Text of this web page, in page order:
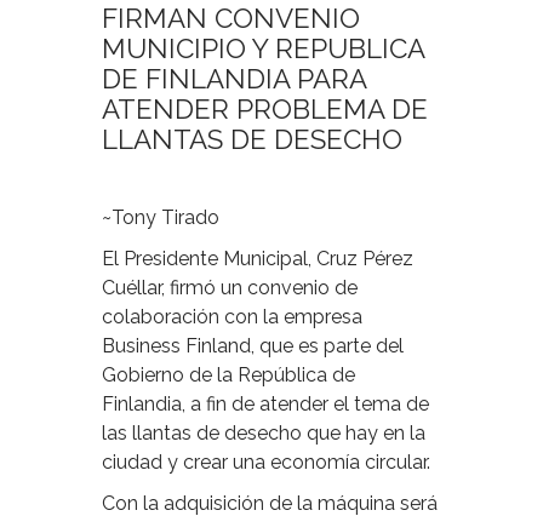
FIRMAN CONVENIO
MUNICIPIO Y REPUBLICA
DE FINLANDIA PARA
ATENDER PROBLEMA DE
LLANTAS DE DESECHO
~Tony Tirado
El Presidente Municipal, Cruz Pérez
Cuéllar, firmó un convenio de
colaboración con la empresa
Business Finland, que es parte del
Gobierno de la República de
Finlandia, a fin de atender el tema de
las llantas de desecho que hay en la
ciudad y crear una economía circular.
Con la adquisición de la máquina será